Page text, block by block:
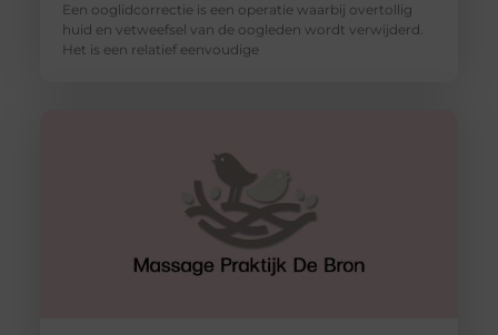
Een ooglidcorrectie is een operatie waarbij overtollig
huid en vetweefsel van de oogleden wordt verwijderd.
Het is een relatief eenvoudige